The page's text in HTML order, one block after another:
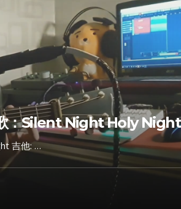
：Silent Night Holy Night
吉他: …